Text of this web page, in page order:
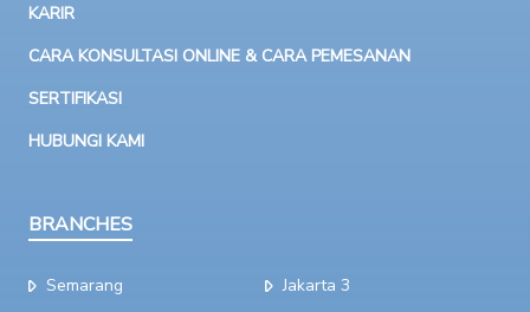
KARIR
CARA KONSULTASI ONLINE & CARA PEMESANAN
SERTIFIKASI
HUBUNGI KAMI
BRANCHES
Semarang Jakarta 3